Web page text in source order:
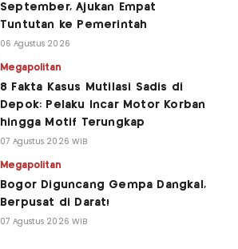
September, Ajukan Empat
Tuntutan ke Pemerintah
06 Agustus 2026
Megapolitan
8 Fakta Kasus Mutilasi Sadis di
Depok: Pelaku Incar Motor Korban
hingga Motif Terungkap
07 Agustus 2026 WIB
Megapolitan
Bogor Diguncang Gempa Dangkal,
Berpusat di Darat!
07 Agustus 2026 WIB